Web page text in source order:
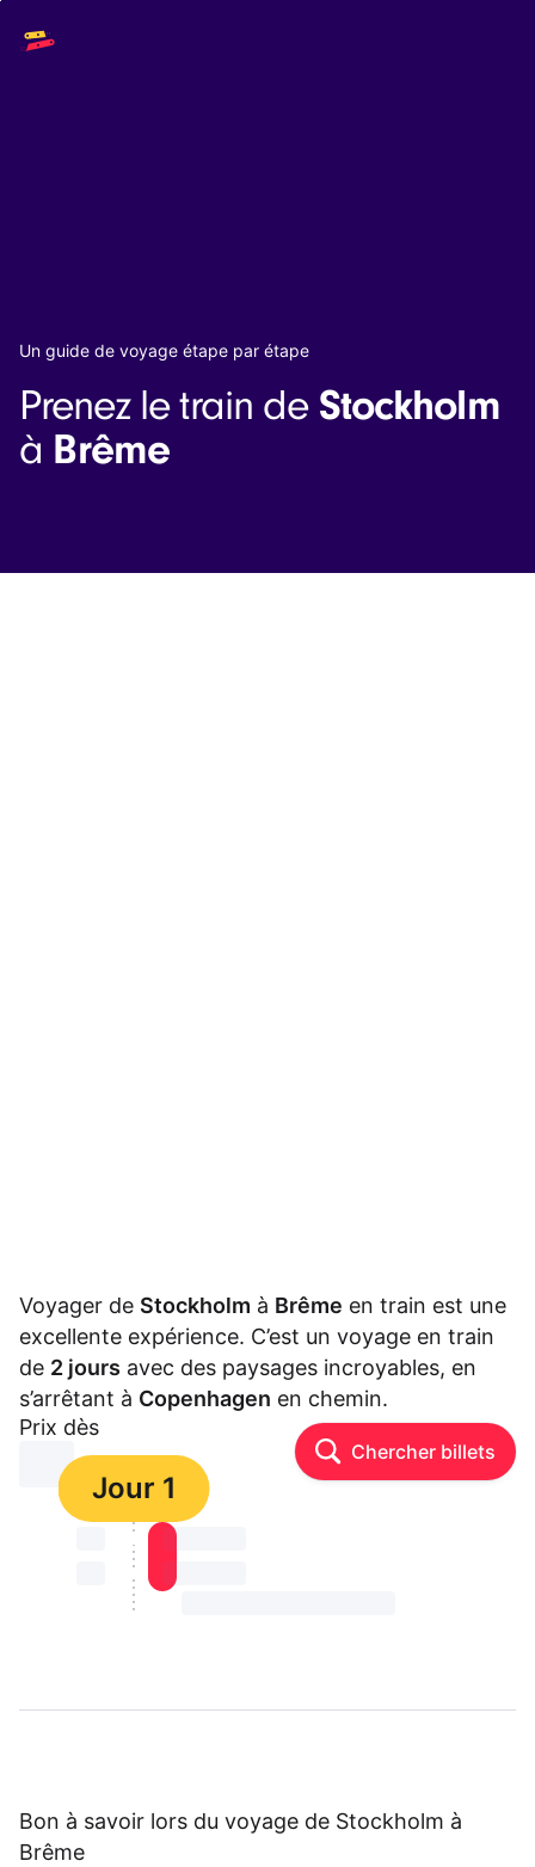
navigation
The API
Book a trip
Interrail passes
Eurail passes
Help & Support
Un guide de voyage étape par étape
Prenez le train de Stockholm
à Brême
Voyager de Stockholm à Brême en train est une
excellente expérience. C’est un voyage en train
de 2 jours avec des paysages incroyables, en
s’arrêtant à Copenhagen en chemin.
Prix dès
⏳⏳ Chercher billets
Jour 1
⏳⏳ ⏳ ⏳⏳
⏳⏳ ⏳ ⏳⏳
Bon à savoir lors du voyage de Stockholm à
Brême